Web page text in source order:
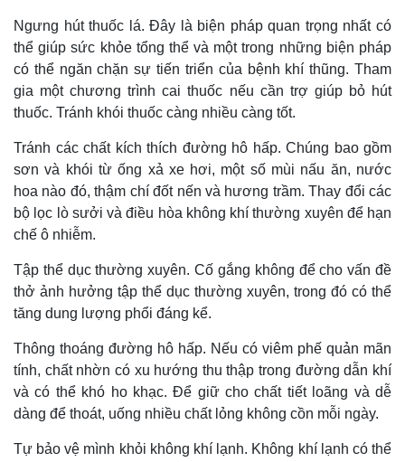
Ngưng hút thuốc lá. Đây là biện pháp quan trọng nhất có
thể giúp sức khỏe tổng thể và một trong những biện pháp
có thể ngăn chặn sự tiến triển của bệnh khí thũng. Tham
gia một chương trình cai thuốc nếu cần trợ giúp bỏ hút
thuốc. Tránh khói thuốc càng nhiều càng tốt.
Tránh các chất kích thích đường hô hấp. Chúng bao gồm
sơn và khói từ ống xả xe hơi, một số mùi nấu ăn, nước
hoa nào đó, thậm chí đốt nến và hương trầm. Thay đổi các
bộ lọc lò sưởi và điều hòa không khí thường xuyên để hạn
chế ô nhiễm.
Tập thể dục thường xuyên. Cố gắng không để cho vấn đề
thở ảnh hưởng tập thể dục thường xuyên, trong đó có thể
tăng dung lượng phổi đáng kể.
Thông thoáng đường hô hấp. Nếu có viêm phế quản mãn
tính, chất nhờn có xu hướng thu thập trong đường dẫn khí
và có thể khó ho khạc. Để giữ cho chất tiết loãng và dễ
dàng để thoát, uống nhiều chất lỏng không cồn mỗi ngày.
Tự bảo vệ mình khỏi không khí lạnh. Không khí lạnh có thể